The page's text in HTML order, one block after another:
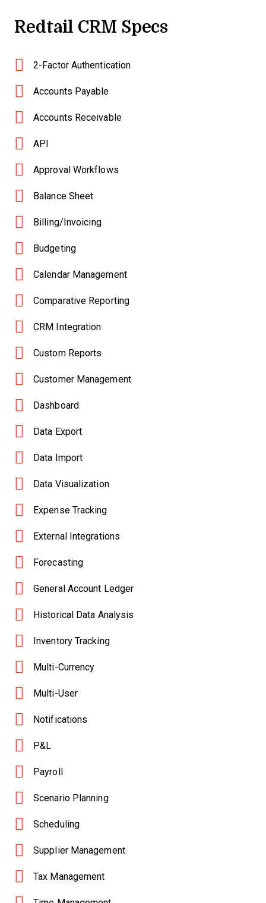
Redtail CRM Specs
2-Factor Authentication
Accounts Payable
Accounts Receivable
API
Approval Workflows
Balance Sheet
Billing/Invoicing
Budgeting
Calendar Management
Comparative Reporting
CRM Integration
Custom Reports
Customer Management
Dashboard
Data Export
Data Import
Data Visualization
Expense Tracking
External Integrations
Forecasting
General Account Ledger
Historical Data Analysis
Inventory Tracking
Multi-Currency
Multi-User
Notifications
P&L
Payroll
Scenario Planning
Scheduling
Supplier Management
Tax Management